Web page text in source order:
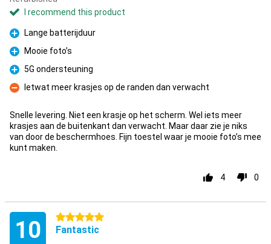
I recommend this product
Pro
Lange batterijduur
Pro
Mooie foto’s
Pro
5G ondersteuning
Con
Ietwat meer krasjes op de randen dan verwacht
Snelle levering. Niet een krasje op het scherm. Wel iets meer
krasjes aan de buitenkant dan verwacht. Maar daar zie je niks
van door de beschermhoes. Fijn toestel waar je mooie foto’s mee
kunt maken.
4 0
10 5 stars
Fantastic